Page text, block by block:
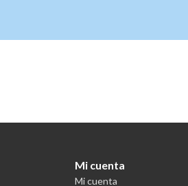
Mi cuenta
Mi cuenta